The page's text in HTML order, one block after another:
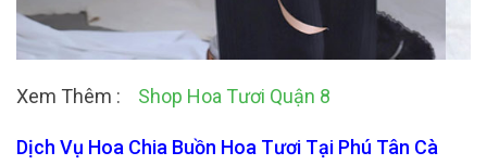
Xem Thêm : Shop Hoa Tươi Quận 8
Dịch Vụ Hoa Chia Buồn Hoa Tươi Tại Phú Tân Cà